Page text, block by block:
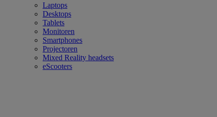
Laptops
Desktops
Tablets
Monitoren
Smartphones
Projectoren
Mixed Reality headsets
eScooters